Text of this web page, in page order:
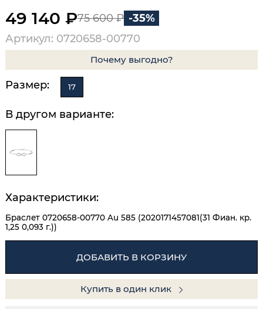
49 140 ₽75 600 ₽ -35%
Артикул: 0720658-00770
Почему выгодно?
Размер: 17
В другом варианте:
Характеристики:
Браслет 0720658-00770 Au 585 (2020171457081(31 Фиан. кр.
1,25 0,093 г.))
ДОБАВИТЬ В КОРЗИНУ
Купить в один клик